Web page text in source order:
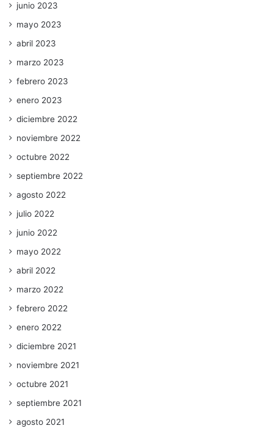
junio 2023
mayo 2023
abril 2023
marzo 2023
febrero 2023
enero 2023
diciembre 2022
noviembre 2022
octubre 2022
septiembre 2022
agosto 2022
julio 2022
junio 2022
mayo 2022
abril 2022
marzo 2022
febrero 2022
enero 2022
diciembre 2021
noviembre 2021
octubre 2021
septiembre 2021
agosto 2021